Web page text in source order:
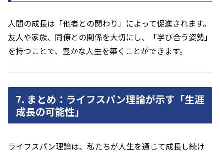
人間の成長は「他者との関わり」によって促進されます。
友人や家族、同僚との関係を大切にし、「学び合う姿勢」
を持つことで、豊かな人生を築くことができます。
7. まとめ：ライフスパン理論が示す「生涯
成長の可能性」
ライフスパン理論は、私たちが人生を通じて成長し続け